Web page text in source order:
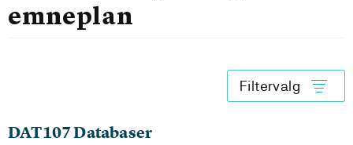
emneplan
Filtervalg
DAT107 Databaser